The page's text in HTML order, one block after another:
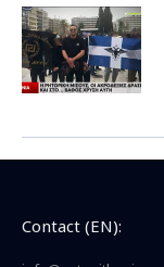
Contact (EN):